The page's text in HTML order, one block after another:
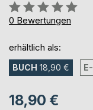
Bewertung::
0%
0 Bewertungen
erhältlich als:
BUCH 18,90 €
18,90 €